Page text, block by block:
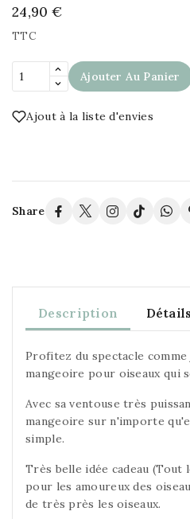
24,90 €
TTC
Ajouter Au Panier
Ajout à la liste d'envies
Share
Description
Profitez du spectacle comme
mangeoire pour oiseaux qui
Avec sa ventouse très
mangeoire sur n'importe
simple.
Très belle idée cadeau (Tout
pour les amoureux des
de très près les oiseaux.